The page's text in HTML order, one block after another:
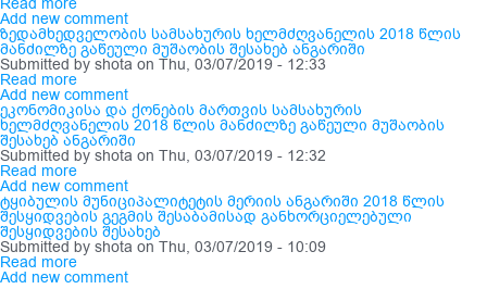
Add new comment
ზედამხედველობის სამსახურის ხელმძღვანელის 2018 წლის
მანძილზე გაწეული მუშაობის შესახებ ანგარიში
Submitted by shota on Thu, 03/07/2019 - 12:33
Read more
Add new comment
ეკონომიკისა და ქონების მართვის სამსახურის
ხელმძღვანელის 2018 წლის მანძილზე გაწეული მუშაობის
შესახებ ანგარიში
Submitted by shota on Thu, 03/07/2019 - 12:32
Read more
Add new comment
ტყიბულის მუნიციპალიტეტის მერიის ანგარიში 2018 წლის
შესყიდვების გეგმის შესაბამისად განხორციელებული
შესყიდვების შესახებ
Submitted by shota on Thu, 03/07/2019 - 10:09
Read more
Add new comment